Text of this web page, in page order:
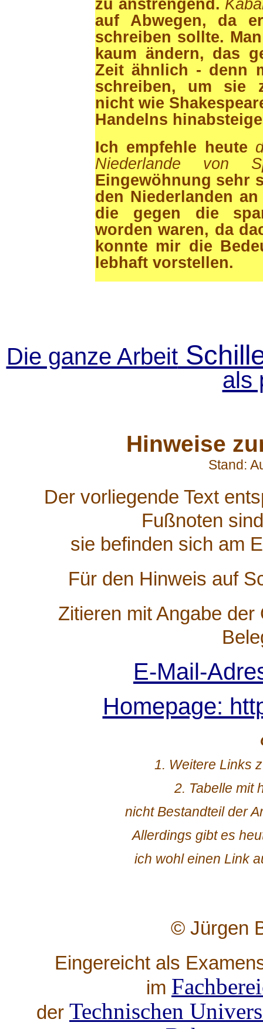
zu anstrengend.
auf Abwegen, da
schreiben sollte.
kaum ändern, das
Zeit ähnlich - denn
schreiben, um sie
nicht wie
Handelns
Ich empfehle heute
Niederlande von
Eingewöhnung sehr
den Niederlanden
die gegen die
worden waren, da
konnte mir die
lebhaft vorstellen.
Die ganze Arbeit
als
Hinweise
Stand:
Der vorliegende Text
Fußnoten
sie befinden sich am
Für den Hinweis auf
Zitieren mit Angabe
E-Mail-
Homepage:
1. Weitere Links
2. Tabelle mit
nicht Bestandteil der
Allerdings gibt es
ich wohl einen Link
© Jürgen
Eingereicht als
im
der Technischen